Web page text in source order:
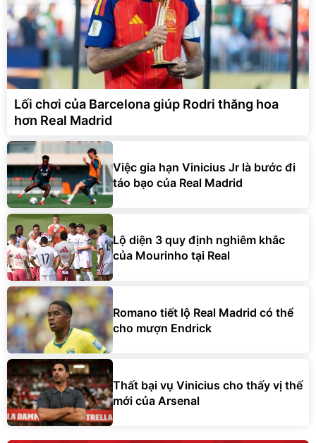
Lối chơi của Barcelona giúp Rodri thăng hoa
hơn Real Madrid
Việc gia hạn Vinicius Jr là bước đi
táo bạo của Real Madrid
Lộ diện 3 quy định nghiêm khắc
của Mourinho tại Real
Romano tiết lộ Real Madrid có thể
cho mượn Endrick
Thất bại vụ Vinicius cho thấy vị thế
mới của Arsenal